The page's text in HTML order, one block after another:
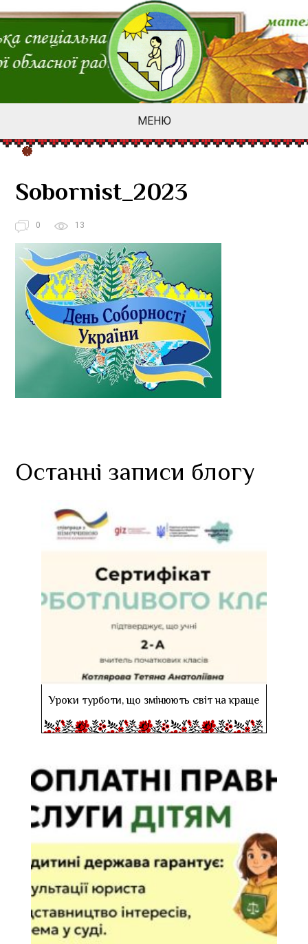
МЕНЮ
Sobornist_2023
0 13
Останні записи блогу
Уроки турботи, що змінюють світ на краще